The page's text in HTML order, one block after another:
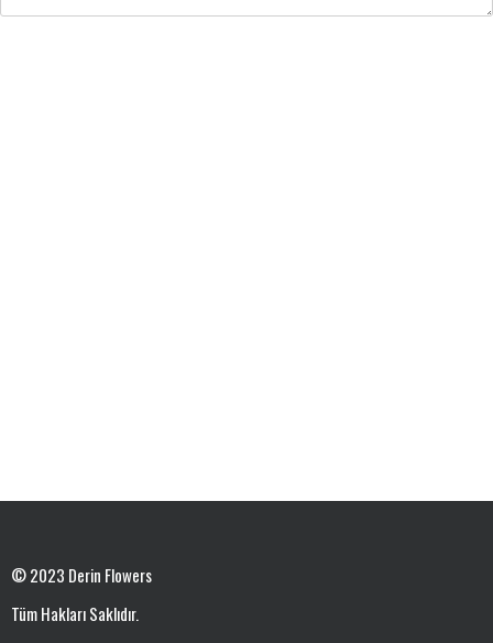
© 2023 Derin Flowers
Tüm Hakları Saklıdır.